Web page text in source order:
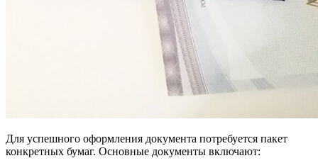
Для успешного оформления документа потребуется пакет
конкретных бумаг. Основные документы включают: